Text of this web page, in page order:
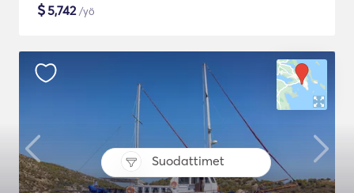
Suodattimet
$5,742/yö